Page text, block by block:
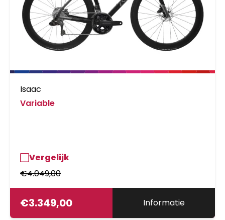
Isaac
Variable
Vergelijk
€4.049,00
€3.349,00 Informatie